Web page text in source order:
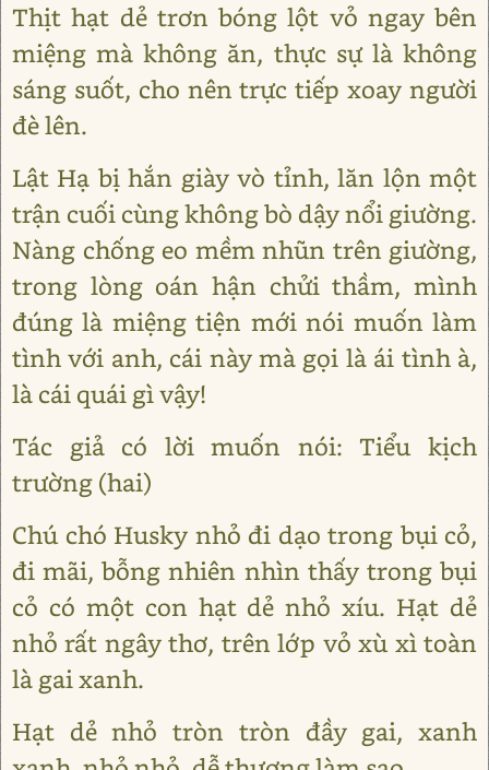
Thịt hạt dẻ trơn bóng lột vỏ ngay bên
miệng mà không ăn, thực sự là không
sáng suốt, cho nên trực tiếp xoay người
đè lên.
Lật Hạ bị hắn giày vò tỉnh, lăn lộn một
trận cuối cùng không bò dậy nổi giường.
Nàng chống eo mềm nhũn trên giường,
trong lòng oán hận chửi thầm, mình
đúng là miệng tiện mới nói muốn làm
tình với anh, cái này mà gọi là ái tình à,
là cái quái gì vậy!
Tác giả có lời muốn nói: Tiểu kịch
trường (hai)
Chú chó Husky nhỏ đi dạo trong bụi cỏ,
đi mãi, bỗng nhiên nhìn thấy trong bụi
cỏ có một con hạt dẻ nhỏ xíu. Hạt dẻ
nhỏ rất ngây thơ, trên lớp vỏ xù xì toàn
là gai xanh.
Hạt dẻ nhỏ tròn tròn đầy gai, xanh